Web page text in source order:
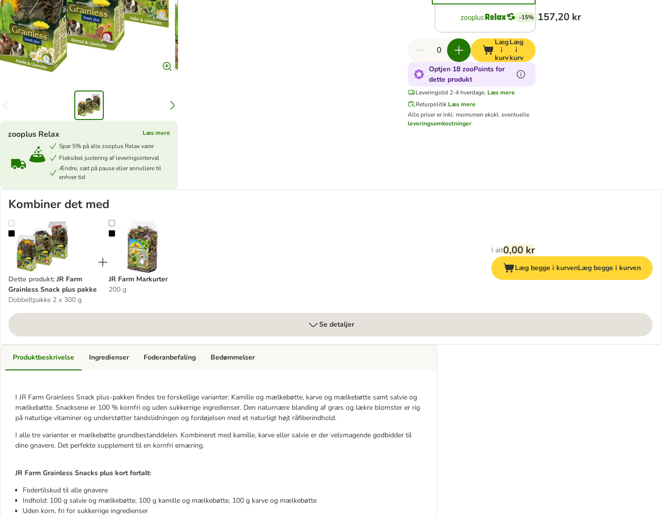
zooplus Relax
Læs mere
Spar 5% på alle zooplus Relax varer
Fleksibel justering af leveringsinterval
Ændre, sæt på pause eller annullere til
enhver tid
-15% 157,20 kr
Læg
i
kurv
Læg
i
kurv
Optjen 18 zooPoints for
dette produkt
Leveringstid 2-4 hverdage. Læs mere
Returpolitik Læs mere
Alle priser er inkl. momsmen ekskl. eventuelle
leveringsomkostninger
Kombiner det med
JR Farm Grainless Snack plus pakke
Dette produkt: JR Farm
Grainless Snack plus pakke
Dobbeltpakke 2 x 300 g
JR Farm Markurter
JR Farm Markurter
200 g
I alt0,00 kr
Læg begge i kurvenLæg begge i kurven
Se detaljer
Produktbeskrivelse
I JR Farm Grainless Snack plus-pakken findes tre forskellige varianter: Kamille og mælkebøtte, karve og mælkebøtte samt salvie og
mælkebøtte. Snacksene er 100 % kornfri og uden sukkerrige ingredienser. Den naturnære blanding af græs og lækre blomster er rig
på naturlige vitaminer og understøtter tandslidningen og fordøjelsen med et naturligt højt råfiberindhold.
I alle tre varianter er mælkebøtte grundbestanddelen. Kombineret med kamille, karve eller salvie er der velsmagende godbidder til
dine gnavere. Det perfekte supplement til en kornfri ernæring.
JR Farm Grainless Snacks plus kort fortalt:
Fodertilskud til alle gnavere
Indhold: 100 g salvie og mælkebøtte, 100 g kamille og mælkebøtte, 100 g karve og mælkebøtte
Uden korn, fri for sukkerrige ingredienser
Ingredienser Foderanbefaling Bedømmelser